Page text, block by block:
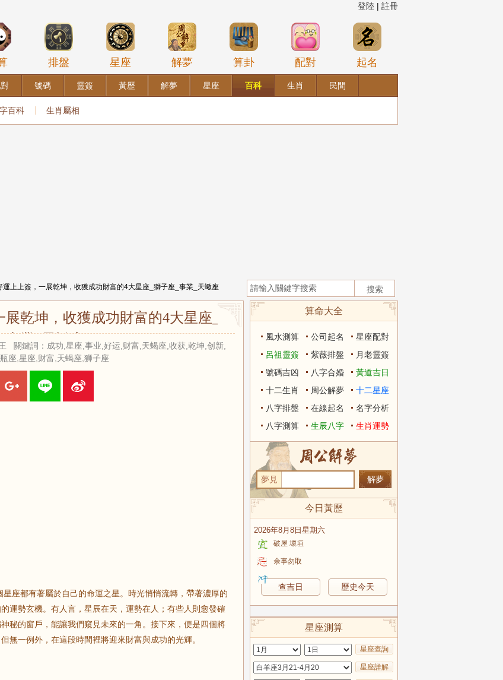
登陸 | 註冊
排盤 星座 解夢 算卦 配對 起名
號碼 靈簽 黃歷 解夢 星座 百科 生肖 民間
百科 生肖屬相
運上上簽，一展乾坤，收獲成功財富的4大星座_獅子座_事業_天蠍座
展乾坤，收獲成功財富的4大星座_獅
事業_天蠍座
關鍵詞：成功,星座,事业,好运,财富,天蝎座,收获,乾坤,创新,
座,星座,财富,天蝎座,狮子座
座都有著屬於自己的命運之星。時光悄悄流轉，帶著濃厚的
運勢玄機。有人言，星辰在天，運勢在人；有些人則愈發確
秘的窗戶，能讓我們窺見未來的一角。接下來，便是四個將
無一例外，在這段時間裡將迎來財富與成功的光輝。
算命大全
風水測算 公司起名
星座配對
呂祖靈簽
紫薇排盤
月老靈簽
號碼吉凶
八字合婚
黃道吉日
十二生肖
周公解夢
十二星座
八字排盤
在線起名
名字分析
八字測算
生辰八字 生肖運勢
夢見
今日黃歷
2026年8月8日星期六
破屋 壞垣
余事勿取
查吉日 歷史今天
星座測算
星座查詢
星座詳解